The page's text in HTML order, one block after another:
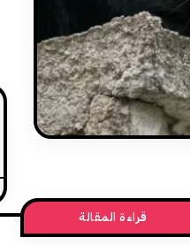
قراءة المقالة